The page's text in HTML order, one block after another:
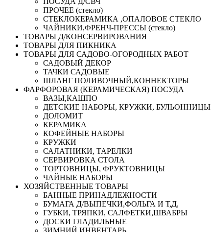
ПРОЧЕЕ (стекло)
СТЕКЛОКЕРАМИКА ,ОПАЛОВОЕ СТЕКЛО
ЧАЙНИКИ,ФРЕНЧ-ПРЕССЫ (стекло)
ТОВАРЫ Д/КОНСЕРВИРОВАНИЯ
ТОВАРЫ ДЛЯ ПИКНИКА
ТОВАРЫ ДЛЯ САДОВО-ОГОРОДНЫХ РАБОТ
САДОВЫЙ ДЕКОР
ТАЧКИ САДОВЫЕ
ШЛАНГ ПОЛИВОЧНЫЙ,КОННЕКТОРЫ
ФАРФОРОВАЯ (КЕРАМИЧЕСКАЯ) ПОСУДА
ВАЗЫ,КАШПО
ДЕТСКИЕ НАБОРЫ, КРУЖКИ, БУЛЬОННИЦЫ
ДОЛОМИТ
КЕРАМИКА
КОФЕЙНЫЕ НАБОРЫ
КРУЖКИ
САЛАТНИКИ, ТАРЕЛКИ
СЕРВИРОВКА СТОЛА
ТОРТОВНИЦЫ, ФРУКТОВНИЦЫ
ЧАЙНЫЕ НАБОРЫ
ХОЗЯЙСТВЕННЫЕ ТОВАРЫ
БАННЫЕ ПРИНАДЛЕЖНОСТИ
БУМАГА Д/ВЫПЕЧКИ,ФОЛЬГА И Т,Д,
ГУБКИ, ТРЯПКИ, САЛФЕТКИ,ШВАБРЫ
ДОСКИ ГЛАДИЛЬНЫЕ
ЗИМНИЙ ИНВЕНТАРЬ